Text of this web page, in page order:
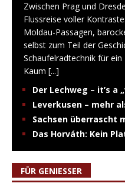
Zwischen Prag und
Flussreise voller
Moldau-Passagen,
selbst zum Teil der
Schaufelradtechnik für
Kaum [...]
Der Lechweg – it’s a
Leverkusen – mehr
Sachsen überrascht
Das Horváth: Kein
FÜR GENIESSER